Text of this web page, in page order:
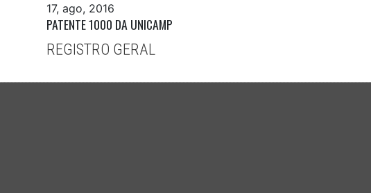
17, ago, 2016
PATENTE 1000 DA UNICAMP
REGISTRO GERAL